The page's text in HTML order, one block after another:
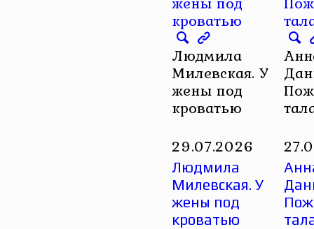
Людмила
Милевская. У
жены под
кроватью
29.07.2026
Людмила
Милевская. У
жены под
кроватью